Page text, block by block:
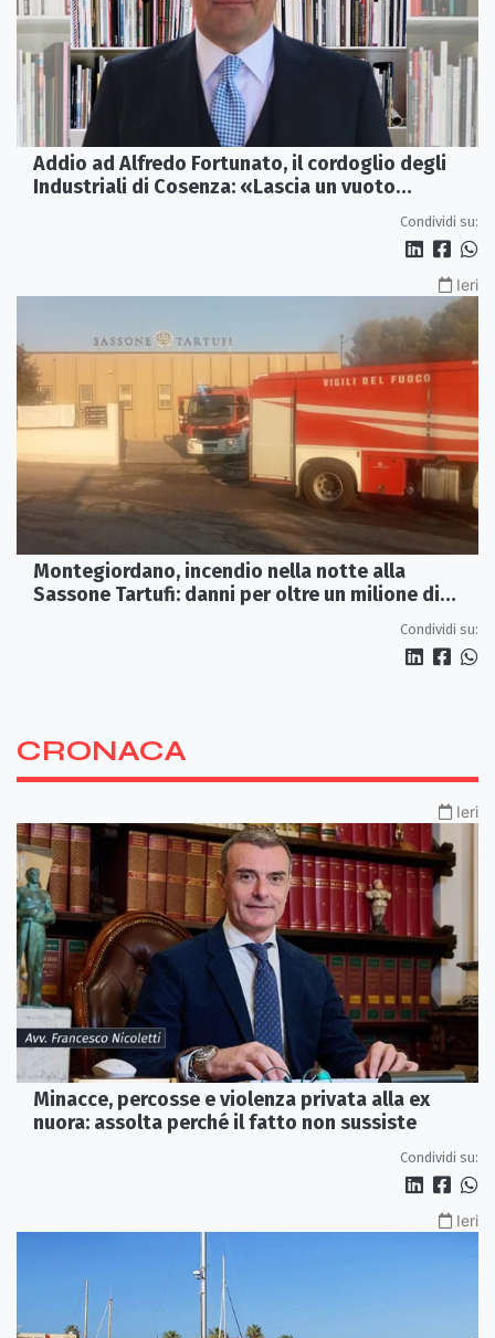
Addio ad Alfredo Fortunato, il cordoglio degli
Industriali di Cosenza: «Lascia un vuoto
Condividi su:
Ieri
Montegiordano, incendio nella notte alla
Sassone Tartufi: danni per oltre un milione di
Condividi su:
CRONACA
Ieri
Minacce, percosse e violenza privata alla ex
nuora: assolta perché il fatto non sussiste
Condividi su:
Ieri